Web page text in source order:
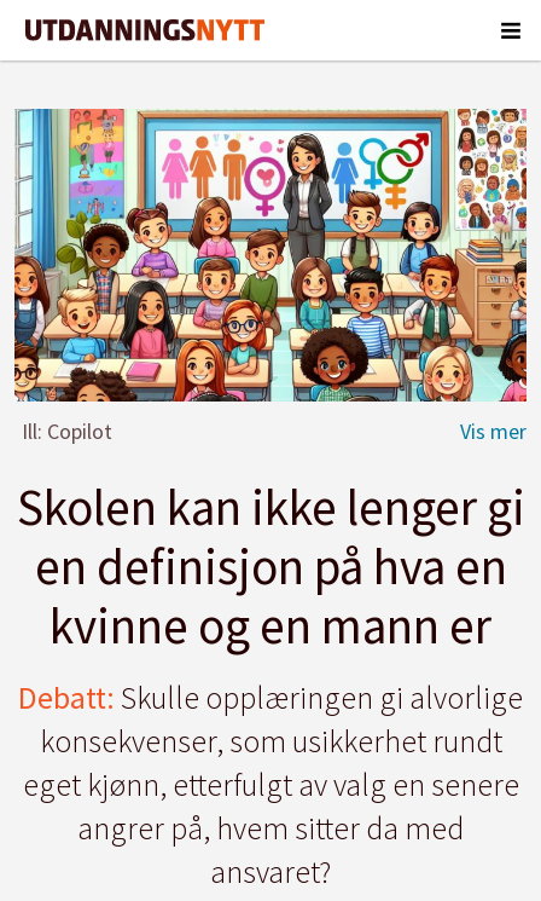
Ill: Copilot
Skolen kan ikke lenger gi
en definisjon på hva en
kvinne og en mann er
Debatt: Skulle opplæringen gi alvorlige
konsekvenser, som usikkerhet rundt
eget kjønn, etterfulgt av valg en senere
angrer på, hvem sitter da med
ansvaret?